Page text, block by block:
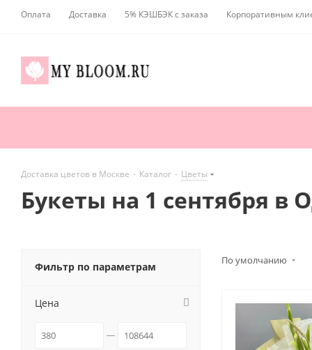
Оплата Доставка 5% КЭШБЭК с заказа Корпоративным
Доставка цветов в Москве - Каталог - Цветы
Букеты на 1 сентября в
По умолчанию
Фильтр по параметрам
Цена